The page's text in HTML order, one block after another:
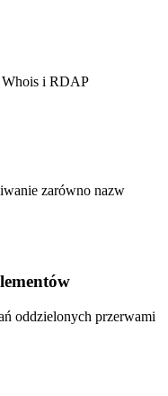
Whois i RDAP
zarówno nazw
oddzielonych przerwami